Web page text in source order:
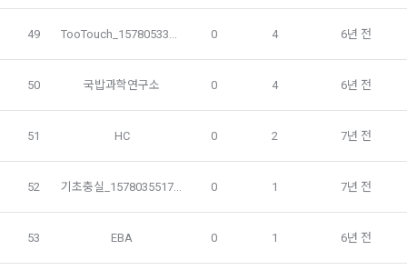
나. 교육
다. 인재풀 등록 서비스
2. "회사"는 필요한 경우 서비스의 내용을 추가 또는 변경할 수
있다. 단, 이 경우 "회사"는 추가 또는 변경내용을 "회원"에게 공
지해야 한다.
3. 서비스의 이용은 “회사”의 업무상 또는 기술상 특별한 지장이
없는 한 연중무휴, 1년 24시간 서비스하는 것을 원칙으로 한다.
데이콘 및 데이콘 관련 제반 서비스(모바일 웹/앱 포함)의 회원
자 식별, 회원탈퇴 의사의 확인 등 회원관리를 위하여 개인정보
를 이용합니다.
콘텐츠 등 기존 서비스 제공(광고 포함)에 더하여, 인구통계학적
분석, 서비스 방문 및 이용기록의 분석, 개인정보 및 관심에 기반
49 TooTouch_1578053315756 0 4 6년 전
50 국밥과학연구소 0 4 6년 전
51 HC 0 2 7년 전
52 기초충실_1578035517323 0 1 7년 전
53 EBA 0 1 6년 전